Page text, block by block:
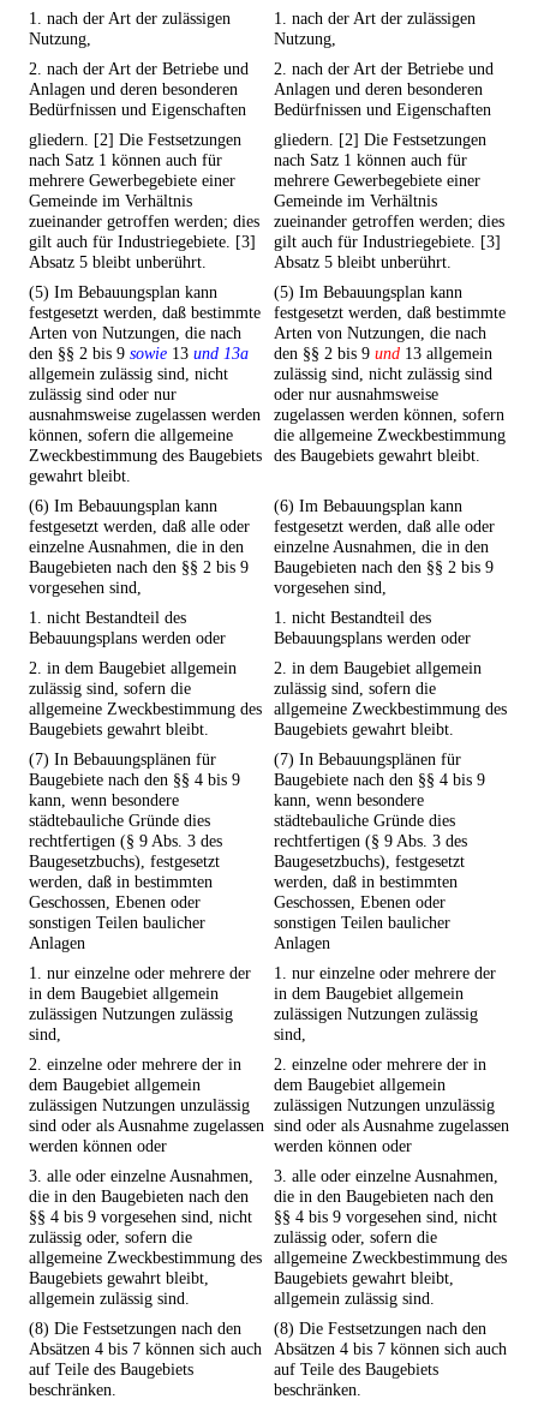
1. nach der Art der zulässigen
Nutzung,
1. nach der Art der zulässigen
Nutzung,
2. nach der Art der Betriebe und
Anlagen und deren besonderen
Bedürfnissen und Eigenschaften
2. nach der Art der Betriebe und
Anlagen und deren besonderen
Bedürfnissen und Eigenschaften
gliedern. [2] Die Festsetzungen
nach Satz 1 können auch für
mehrere Gewerbegebiete einer
Gemeinde im Verhältnis
zueinander getroffen werden; dies
gilt auch für Industriegebiete. [3]
Absatz 5 bleibt unberührt.
gliedern. [2] Die Festsetzungen
nach Satz 1 können auch für
mehrere Gewerbegebiete einer
Gemeinde im Verhältnis
zueinander getroffen werden; dies
gilt auch für Industriegebiete. [3]
Absatz 5 bleibt unberührt.
(5) Im Bebauungsplan kann
festgesetzt werden, daß bestimmte
Arten von Nutzungen, die nach
den §§ 2 bis 9 sowie 13 und 13a
allgemein zulässig sind, nicht
zulässig sind oder nur
ausnahmsweise zugelassen werden
können, sofern die allgemeine
Zweckbestimmung des Baugebiets
gewahrt bleibt.
(5) Im Bebauungsplan kann
festgesetzt werden, daß bestimmte
Arten von Nutzungen, die nach
den §§ 2 bis 9 und 13 allgemein
zulässig sind, nicht zulässig sind
oder nur ausnahmsweise
zugelassen werden können, sofern
die allgemeine Zweckbestimmung
des Baugebiets gewahrt bleibt.
(6) Im Bebauungsplan kann
festgesetzt werden, daß alle oder
einzelne Ausnahmen, die in den
Baugebieten nach den §§ 2 bis 9
vorgesehen sind,
(6) Im Bebauungsplan kann
festgesetzt werden, daß alle oder
einzelne Ausnahmen, die in den
Baugebieten nach den §§ 2 bis 9
vorgesehen sind,
1. nicht Bestandteil des
Bebauungsplans werden oder
1. nicht Bestandteil des
Bebauungsplans werden oder
2. in dem Baugebiet allgemein
zulässig sind, sofern die
allgemeine Zweckbestimmung des
Baugebiets gewahrt bleibt.
2. in dem Baugebiet allgemein
zulässig sind, sofern die
allgemeine Zweckbestimmung des
Baugebiets gewahrt bleibt.
(7) In Bebauungsplänen für
Baugebiete nach den §§ 4 bis 9
kann, wenn besondere
städtebauliche Gründe dies
rechtfertigen (§ 9 Abs. 3 des
Baugesetzbuchs), festgesetzt
werden, daß in bestimmten
Geschossen, Ebenen oder
sonstigen Teilen baulicher
Anlagen
(7) In Bebauungsplänen für
Baugebiete nach den §§ 4 bis 9
kann, wenn besondere
städtebauliche Gründe dies
rechtfertigen (§ 9 Abs. 3 des
Baugesetzbuchs), festgesetzt
werden, daß in bestimmten
Geschossen, Ebenen oder
sonstigen Teilen baulicher
Anlagen
1. nur einzelne oder mehrere der
in dem Baugebiet allgemein
zulässigen Nutzungen zulässig
sind,
1. nur einzelne oder mehrere der
in dem Baugebiet allgemein
zulässigen Nutzungen zulässig
sind,
2. einzelne oder mehrere der in
dem Baugebiet allgemein
zulässigen Nutzungen unzulässig
sind oder als Ausnahme zugelassen
werden können oder
2. einzelne oder mehrere der in
dem Baugebiet allgemein
zulässigen Nutzungen unzulässig
sind oder als Ausnahme zugelassen
werden können oder
3. alle oder einzelne Ausnahmen,
die in den Baugebieten nach den
§§ 4 bis 9 vorgesehen sind, nicht
zulässig oder, sofern die
allgemeine Zweckbestimmung des
Baugebiets gewahrt bleibt,
allgemein zulässig sind.
3. alle oder einzelne Ausnahmen,
die in den Baugebieten nach den
§§ 4 bis 9 vorgesehen sind, nicht
zulässig oder, sofern die
allgemeine Zweckbestimmung des
Baugebiets gewahrt bleibt,
allgemein zulässig sind.
(8) Die Festsetzungen nach den
Absätzen 4 bis 7 können sich auch
auf Teile des Baugebiets
beschränken.
(8) Die Festsetzungen nach den
Absätzen 4 bis 7 können sich auch
auf Teile des Baugebiets
beschränken.